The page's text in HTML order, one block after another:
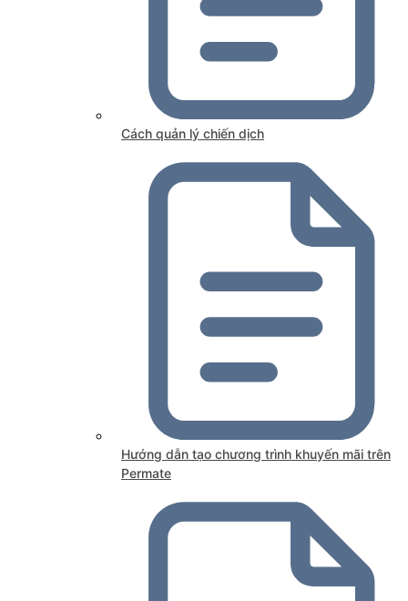
Cách quản lý chiến dịch
Hướng dẫn tạo chương trình khuyến mãi trên
Permate